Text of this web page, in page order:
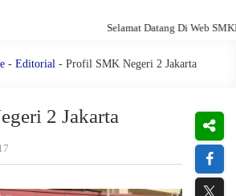
Selamat Datang Di Web
- Editorial - Profil SMK Negeri 2 Jakarta
2 Jakarta